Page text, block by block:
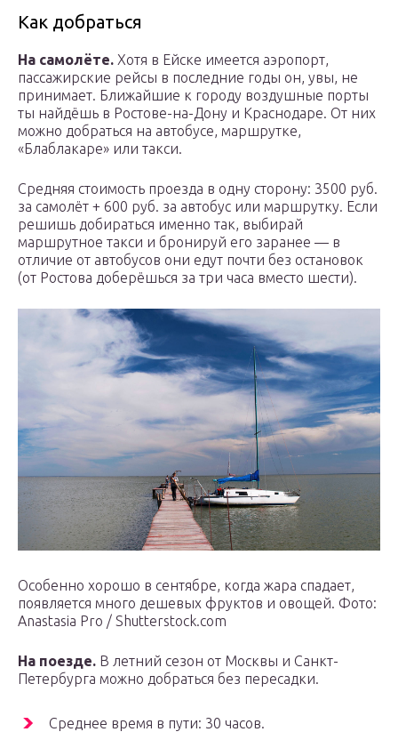
Как добраться
На самолёте. Хотя в Ейске имеется аэропорт,
пассажирские рейсы в последние годы он, увы, не
принимает. Ближайшие к городу воздушные порты
ты найдёшь в Ростове-на-Дону и Краснодаре. От них
можно добраться на автобусе, маршрутке,
«Блаблакаре» или такси.
Средняя стоимость проезда в одну сторону: 3500 руб.
за самолёт + 600 руб. за автобус или маршрутку. Если
решишь добираться именно так, выбирай
маршрутное такси и бронируй его заранее — в
отличие от автобусов они едут почти без остановок
(от Ростова доберёшься за три часа вместо шести).
Особенно хорошо в сентябре, когда жара спадает,
появляется много дешевых фруктов и овощей. Фото:
Anastasia Pro / Shutterstock.com
На поезде. В летний сезон от Москвы и Санкт-
Петербурга можно добраться без пересадки.
Среднее время в пути: 30 часов.